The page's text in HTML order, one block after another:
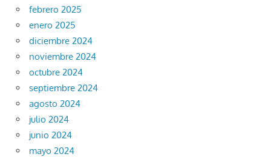
febrero 2025
enero 2025
diciembre 2024
noviembre 2024
octubre 2024
septiembre 2024
agosto 2024
julio 2024
junio 2024
mayo 2024